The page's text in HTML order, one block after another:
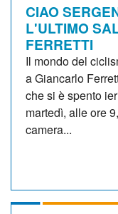
CIAO
L'ULTIMO
FERRETTI
Il mondo del
a Giancarlo
che si è spento
martedì, alle ore
camera...